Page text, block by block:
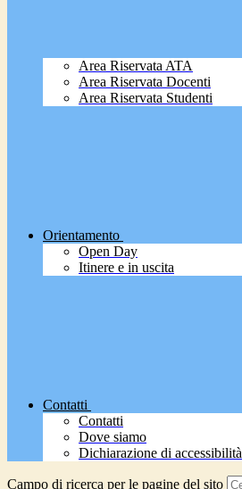
Area Riservata ATA
Area Riservata Docenti
Area Riservata Studenti
Orientamento
Open Day
Itinere e in uscita
Contatti
Contatti
Dove siamo
Dichiarazione di accessibilità
Campo di ricerca per le pagine del sito